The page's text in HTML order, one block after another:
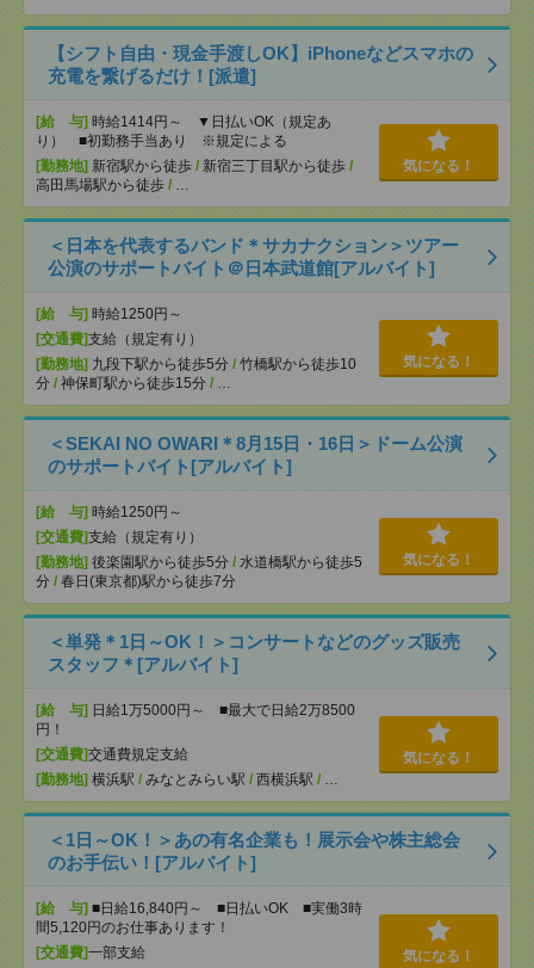
【シフト自由・現金手渡しOK】iPhoneなどスマホの
充電を繋げるだけ！[派遣]
[給 与] 時給1414円～ ▼日払いOK（規定あ
り） ■初勤務手当あり ※規定による
[勤務地] 新宿駅から徒歩 / 新宿三丁目駅から徒歩 /
高田馬場駅から徒歩 / …
気になる！
＜日本を代表するバンド＊サカナクション＞ツアー
公演のサポートバイト＠日本武道館[アルバイト]
[給 与] 時給1250円～
[交通費]支給（規定有り）
[勤務地] 九段下駅から徒歩5分 / 竹橋駅から徒歩10
分 / 神保町駅から徒歩15分 / …
気になる！
＜SEKAI NO OWARI＊8月15日・16日＞ドーム公演
のサポートバイト[アルバイト]
[給 与] 時給1250円～
[交通費]支給（規定有り）
[勤務地] 後楽園駅から徒歩5分 / 水道橋駅から徒歩5
分 / 春日(東京都)駅から徒歩7分
気になる！
＜単発＊1日～OK！＞コンサートなどのグッズ販売
スタッフ＊[アルバイト]
[給 与] 日給1万5000円～ ■最大で日給2万8500
円！
[交通費]交通費規定支給
[勤務地] 横浜駅 / みなとみらい駅 / 西横浜駅 / …
気になる！
＜1日～OK！＞あの有名企業も！展示会や株主総会
のお手伝い！[アルバイト]
[給 与] ■日給16,840円～ ■日払いOK ■実働3時
間5,120円のお仕事あります！
[交通費]一部支給
気になる！